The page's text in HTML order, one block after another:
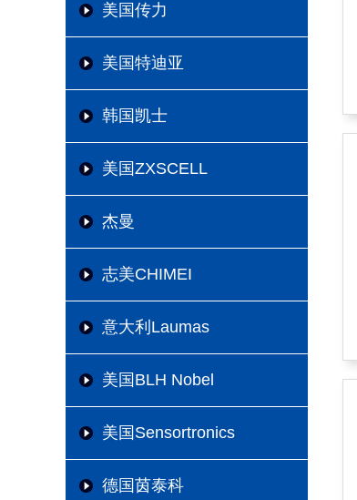
美国传力
美国特迪亚
韩国凯士
美国ZXSCELL
杰曼
志美CHIMEI
意大利Laumas
美国BLH Nobel
美国Sensortronics
德国茵泰科